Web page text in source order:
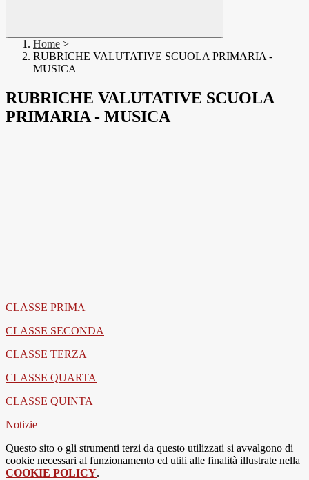
Home >
RUBRICHE VALUTATIVE SCUOLA PRIMARIA -
MUSICA
RUBRICHE VALUTATIVE SCUOLA
PRIMARIA - MUSICA
CLASSE PRIMA
CLASSE SECONDA
CLASSE TERZA
CLASSE QUARTA
CLASSE QUINTA
Notizie
Questo sito o gli strumenti terzi da questo utilizzati si avvalgono di
cookie necessari al funzionamento ed utili alle finalità illustrate nella
COOKIE POLICY.